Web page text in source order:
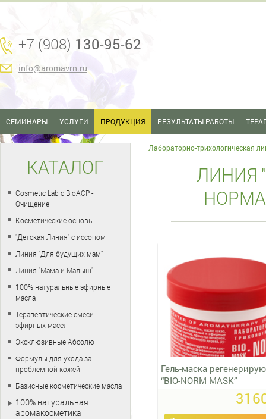
+7 (908) 130-95-62
info@aromavrn.ru
СЕМИНАРЫ УСЛУГИ ПРОДУКЦИЯ РЕЗУЛЬТАТЫ РАБОТЫ
Лабораторно-трихологическая
ЛИНИЯ
Гель-маска
“BIO-NORM MASK”
КАТАЛОГ
Cosmetic Lab с BioACP -
Очищение
Косметические основы
"Детская Линия" с иссопом
Линия "Для будущих мам"
Линия "Мама и Малыш"
100% натуральные эфирные
масла
Терапевтические смеси
эфирных масел
Эксклюзивные Абсолю
Формулы для ухода за
проблемной кожей
Базисные косметические масла
100% натуральная
аромакосметика